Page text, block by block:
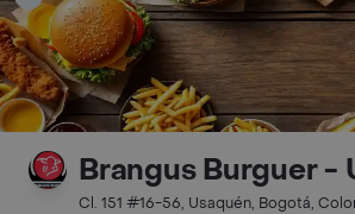
Brangus Burguer -
Cl. 151 #16-56, Usaquén, Bogotá,